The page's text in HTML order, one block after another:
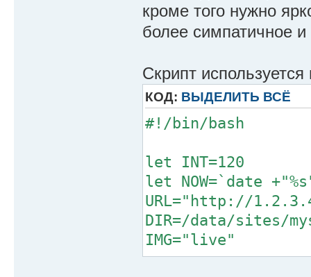
кроме того нужно
более симпатичное
Скрипт
КОД: ВЫДЕЛИТЬ ВСЁ
#!/bin/bash
let INT=120
let NOW=`date
URL="http://
DIR=/data/sites/
IMG="live"
MIX="mix"